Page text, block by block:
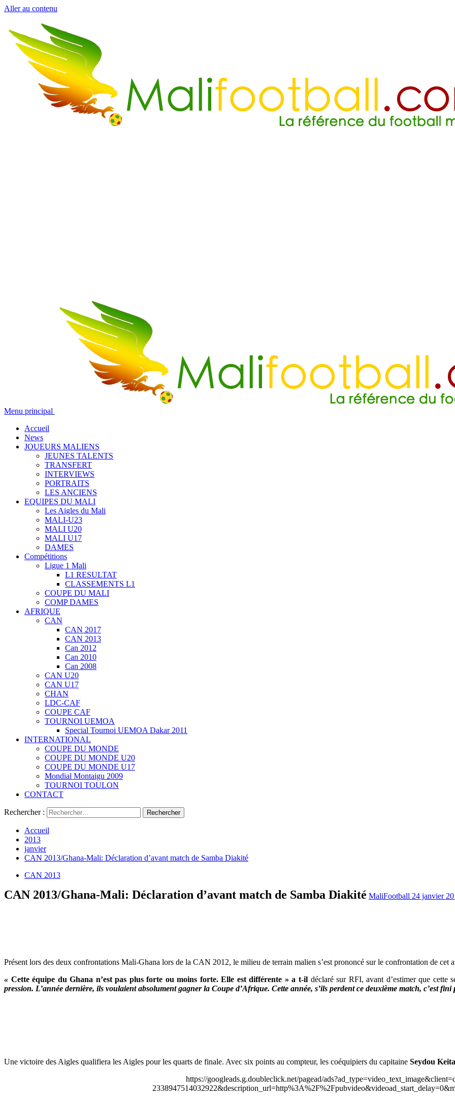
Aller au contenu
Menu principal
Accueil
News
JOUEURS MALIENS
JEUNES TALENTS
TRANSFERT
INTERVIEWS
PORTRAITS
LES ANCIENS
EQUIPES DU MALI
Les Aigles du Mali
MALI-U23
MALI U20
MALI U17
DAMES
Compétitions
Ligue 1 Mali
L1 RESULTAT
CLASSEMENTS L1
COUPE DU MALI
COMP DAMES
AFRIQUE
CAN
CAN 2017
CAN 2013
Can 2012
Can 2010
Can 2008
CAN U20
CAN U17
CHAN
LDC-CAF
COUPE CAF
TOURNOI UEMOA
Special Tournoi UEMOA Dakar 2011
INTERNATIONAL
COUPE DU MONDE
COUPE DU MONDE U20
COUPE DU MONDE U17
Mondial Montaigu 2009
TOURNOI TOULON
CONTACT
Rechercher :
Accueil
2013
janvier
CAN 2013/Ghana-Mali: Déclaration d’avant match de Samba Diakité
CAN 2013
CAN 2013/Ghana-Mali: Déclaration d’avant match de Samba Diakité MaliFootball 24 janvier
Présent lors des deux confrontations Mali-Ghana lors de la CAN 2012, le milieu de terrain malien s’est prononcé sur le confrontation de cet
« Cette équipe du Ghana n’est pas plus forte ou moins forte. Elle est différente » a t-il déclaré sur RFI, avant d’estimer que cette
pression. L’année dernière, ils voulaient absolument gagner la Coupe d’Afrique. Cette année, s’ils perdent ce deuxième match, c’est fini
Une victoire des Aigles qualifiera les Aigles pour les quarts de finale. Avec six points au compteur, les coéquipiers du capitaine Seydou Keita
https://googleads.g.doubleclick.net/pagead/